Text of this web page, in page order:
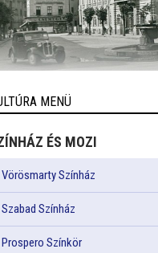
MENÜ
ÉS MOZI
Vörösmarty Színház
Szabad Színház
Prospero Színkör